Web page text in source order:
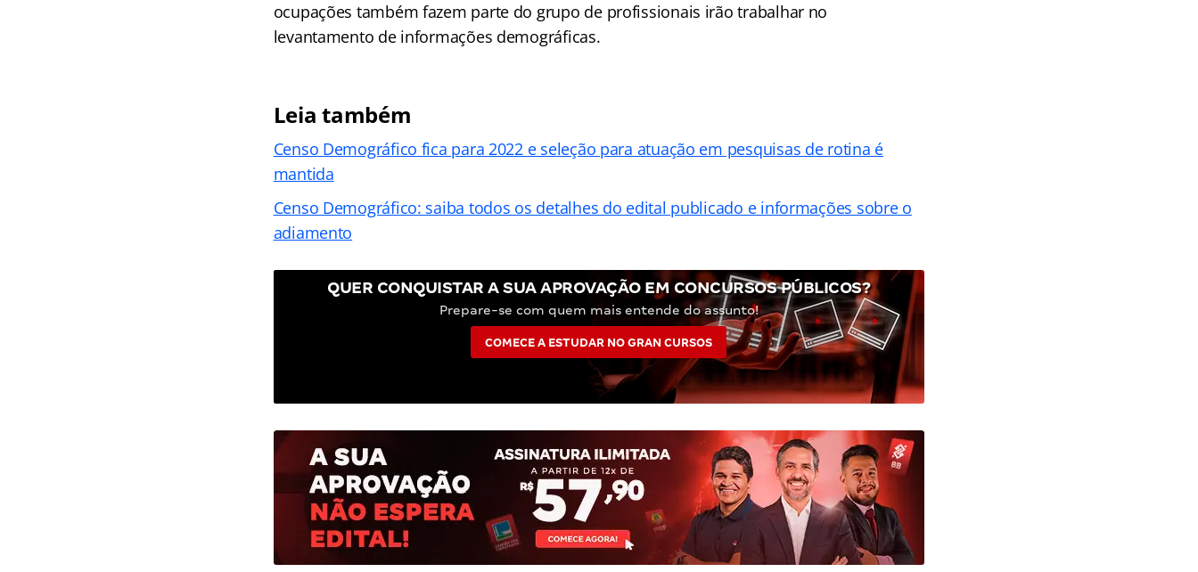
ocupações também fazem parte do grupo de profissionais irão trabalhar no
levantamento de informações demográficas.
Leia também
Censo Demográfico fica para 2022 e seleção para atuação em pesquisas de rotina é
mantida
Censo Demográfico: saiba todos os detalhes do edital publicado e informações sobre o
adiamento
QUER CONQUISTAR A SUA APROVAÇÃO EM CONCURSOS PÚBLICOS?
Prepare-se com quem mais entende do assunto!
COMECE A ESTUDAR NO GRAN CURSOS